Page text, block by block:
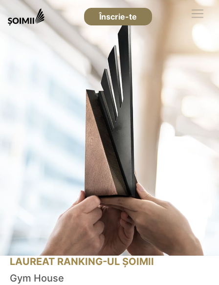
Înscrie-te
LAUREAT RANKING-UL ȘOIMII
Gym House